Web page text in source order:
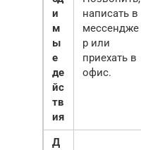
и
м
ы
е
де
йс
тв
ия
написать в
мессендже
р или
приехать в
офис.
Д